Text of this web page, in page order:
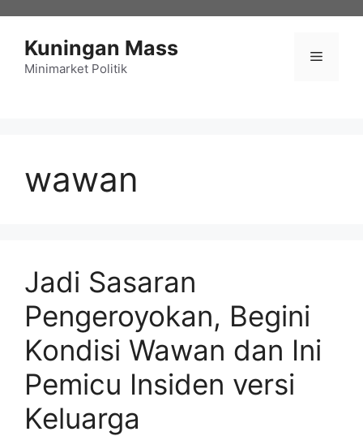
Kuningan Mass
Minimarket Politik
Menu
wawan
Jadi Sasaran
Pengeroyokan, Begini
Kondisi Wawan dan Ini
Pemicu Insiden versi
Keluarga